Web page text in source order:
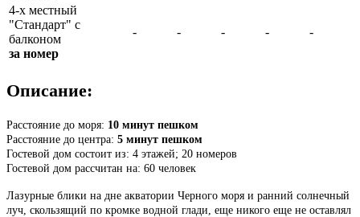
4-х местный
"Стандарт" с
балконом
за номер
- - - - -
Описание:
Расстояние до моря: 10 минут пешком
Расстояние до центра: 5 минут пешком
Гостевой дом состоит из: 4 этажей; 20 номеров
Гостевой дом рассчитан на: 60 человек
Лазурные блики на дне акватории Черного моря и ранний солнечный
луч, скользящий по кромке водной глади, еще никого еще не оставлял